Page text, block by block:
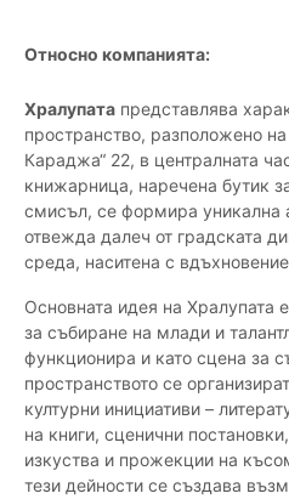
Относно компанията:
Хралупата представлява
пространство, разположено
Караджа“ 22, в централната
книжарница, наречена бутик
смисъл, се формира уникална
отвежда далеч от градската
среда, наситена с
Основната идея на Хралупата
за събиране на млади и
функционира и като сцена за
пространството се
културни инициативи –
на книги, сценични
изкуства и прожекции на
тези дейности се създава